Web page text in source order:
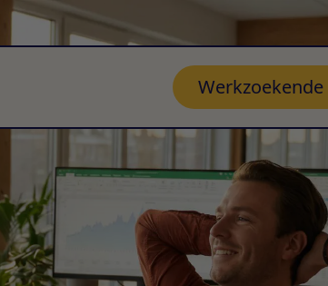
Werkzoekende